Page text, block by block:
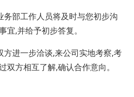
务部工作人员将及时与您初步沟
宜,并给予初步答复。
方进一步洽谈,来公司实地考察,考
双方相互了解,确认合作意向。